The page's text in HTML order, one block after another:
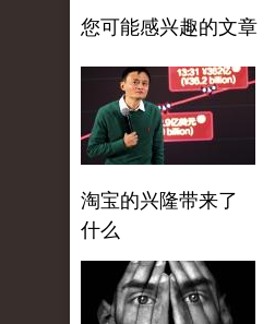
您可能感兴趣的文章
淘宝的兴隆带来了
什么